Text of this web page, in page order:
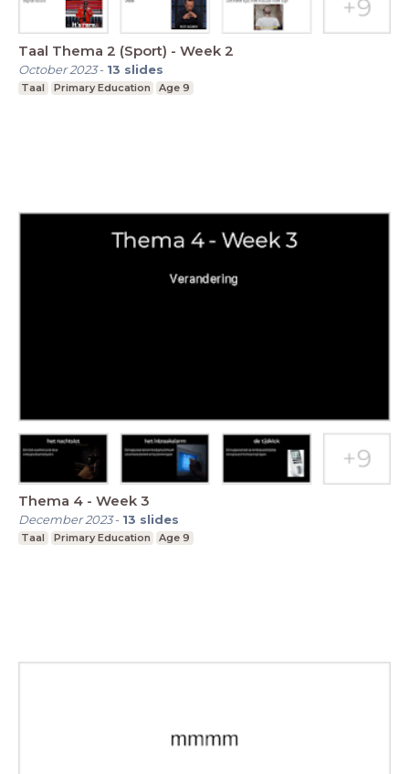
Taal Thema 2 (Sport) - Week 2
October 2023- 13 slides
Taal Primary Education Age 9
Thema 4 - Week 3
December 2023- 13 slides
Taal Primary Education Age 9